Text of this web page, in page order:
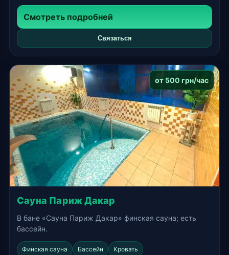
Смотреть подробней
Связаться
от 500 грн/час
Сауна Париж Дакар
В бане «Сауна Париж Дакар» финская сауна; есть
бассейн.
Финская сауна Бассейн Кровать